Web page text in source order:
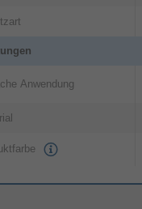
Anwendung